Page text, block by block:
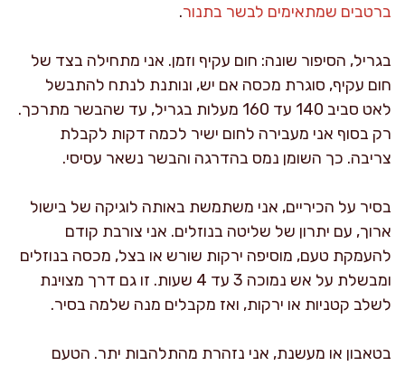
ברטבים שמתאימים לבשר בתנור.
בגריל, הסיפור שונה: חום עקיף וזמן. אני מתחילה בצד של
חום עקיף, סוגרת מכסה אם יש, ונותנת לנתח להתבשל
לאט סביב 140 עד 160 מעלות בגריל, עד שהבשר מתרכך.
רק בסוף אני מעבירה לחום ישיר לכמה דקות לקבלת
צריבה. כך השומן נמס בהדרגה והבשר נשאר עסיסי.
בסיר על הכיריים, אני משתמשת באותה לוגיקה של בישול
ארוך, עם יתרון של שליטה בנוזלים. אני צורבת קודם
להעמקת טעם, מוסיפה ירקות שורש או בצל, מכסה בנוזלים
ומבשלת על אש נמוכה 3 עד 4 שעות. זו גם דרך מצוינת
לשלב קטניות או ירקות, ואז מקבלים מנה שלמה בסיר.
בטאבון או מעשנת, אני נזהרת מהתלהבות יתר. הטעם